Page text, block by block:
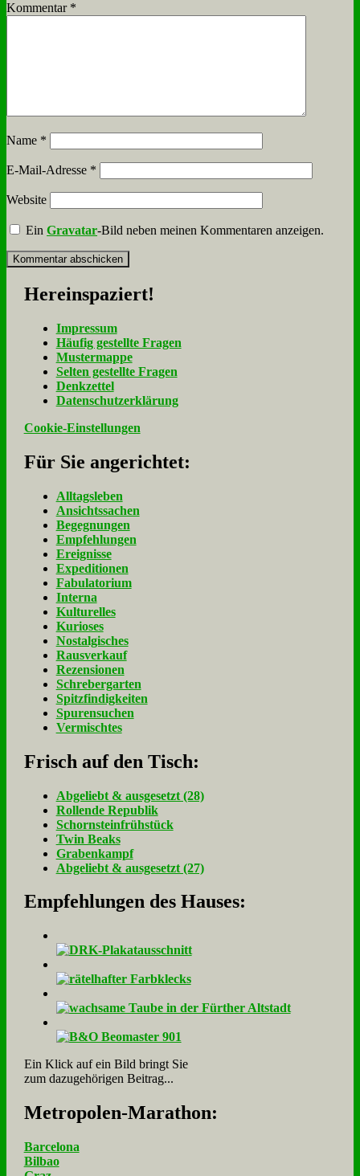
Kommentar *
Name *
E-Mail-Adresse *
Website
EinGravatar-Bild neben meinen Kommentaren anzeigen.
Her­ein­spa­ziert!
Im­pres­sum
Häu­fig ge­stell­te Fra­gen
Mu­ster­map­pe
Sel­ten ge­stell­te Fra­gen
Denk­zet­tel
Da­ten­schutz­er­klä­rung
Cookie-Einstellungen
Für Sie an­ge­rich­tet:
Alltagsleben
Ansichtssachen
Begegnungen
Empfehlungen
Ereignisse
Expeditionen
Fabulatorium
Interna
Kulturelles
Kurioses
Nostalgisches
Rausverkauf
Rezensionen
Schrebergarten
Spitzfindigkeiten
Spurensuchen
Vermischtes
Frisch auf den Tisch:
Ab­ge­liebt & aus­ge­setzt (28)
Rol­len­de Re­pu­blik
Schorn­stein­früh­stück
Twin Beaks
Gra­ben­kampf
Ab­ge­liebt & aus­ge­setzt (27)
Empfehlungen des Hauses:
Ein Klick auf ein Bild bringt Sie
zum dazugehörigen Beitrag...
Me­tro­po­len-Ma­ra­thon:
Barcelona
Bilbao